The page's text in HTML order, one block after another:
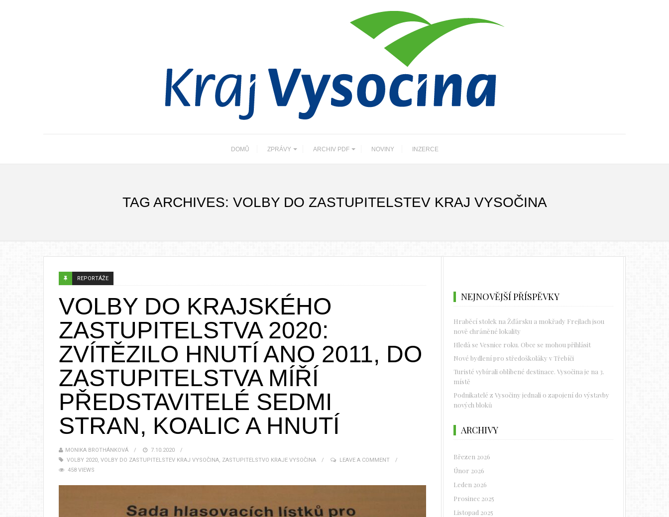
DOMŮ ZPRÁVY ARCHIV PDF NOVINY INZERCE
TAG ARCHIVES: VOLBY DO ZASTUPITELSTEV KRAJ VYSOČINA
REPORTÁŽE
VOLBY DO KRAJSKÉHO
ZASTUPITELSTVA 2020:
ZVÍTĚZILO HNUTÍ ANO 2011, DO
ZASTUPITELSTVA MÍŘÍ
PŘEDSTAVITELÉ SEDMI
STRAN, KOALIC A HNUTÍ
MONIKA BROTHÁNKOVÁ
7.10.2020
VOLBY 2020, VOLBY DO ZASTUPITELSTEV KRAJ VYSOČINA, ZASTUPITELSTVO KRAJE VYSOČINA
LEAVE A COMMENT
458 VIEWS
NEJNOVĚJŠÍ PŘÍSPĚVKY
Hraběcí stolek na Žďársku a mokřady Frejlach jsou
nově chráněné lokality
Hledá se Vesnice roku. Obce se mohou přihlásit
Nové bydlení pro středoškoláky v Třebíči
Turisté vybírali oblíbené destinace. Vysočina je na 3.
místě
Podnikatelé z Vysočiny jednali o zapojení do výstavby
nových bloků
ARCHIVY
Březen 2026
Únor 2026
Leden 2026
Prosinec 2025
Listopad 2025